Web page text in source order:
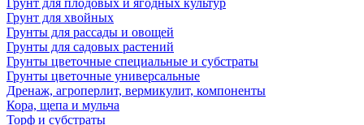
Грунт для плодовых и ягодных культур
Грунт для хвойных
Грунты для рассады и овощей
Грунты для садовых растений
Грунты цветочные специальные и субстраты
Грунты цветочные универсальные
Дренаж, агроперлит, вермикулит, компоненты
Кора, щепа и мульча
Торф и субстраты